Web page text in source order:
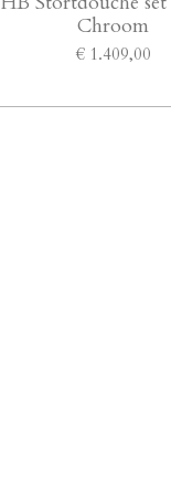
Chroom
€ 1.409,00